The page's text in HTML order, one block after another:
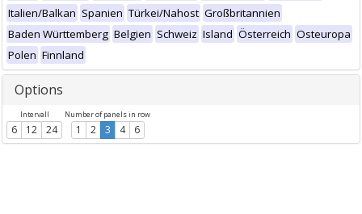
Italien/Balkan Spanien Türkei/Nahost Großbritannien
Baden Württemberg Belgien Schweiz Island Österreich Osteuropa
Polen Finnland
Options
Intervall
6 12 24
Number of panels in row
1 2 3 4 6